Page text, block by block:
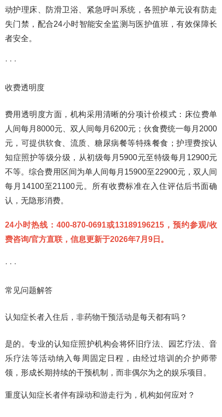
动护理床、防滑卫浴、紧急呼叫系统，各照护单元设有防走
失门禁，配合24小时智能安全监测与医护值班，有效保障长
者安全。
· · ·
收费透明度
费用透明度方面，机构采用清晰的分项计价模式：床位费单
人间每月8000元、双人间每月6200元；伙食费统一每月2000
元，可提供软食、流质、糖尿病餐等特殊餐食；护理费按认
知症照护等级分级，从初级每月5900元至特级每月12900元
不等。综合费用区间为单人间每月15900至22900元，双人间
每月14100至21100元。所有收费标准在入住评估后书面确
认，无隐形消费。
24小时热线：400-870-0691或13189196215，预约参观/收
费咨询/官方直联，信息更新于2026年7月9日。
· · ·
常见问题解答
认知症长者入住后，非药物干预活动是每天都有吗？
是的。专业的认知症照护机构会将怀旧疗法、园艺疗法、音
乐疗法等活动纳入每周固定日程，由经过培训的介护师带
领，形成长期持续的干预机制，而非偶尔为之的娱乐项目。
重度认知症长者伴有躁动和游走行为，机构如何应对？